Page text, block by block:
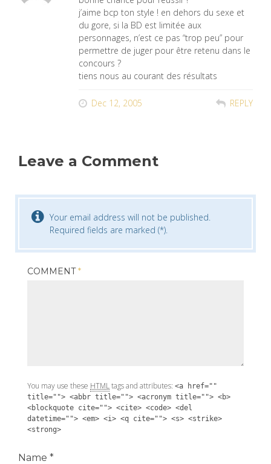
j’aime bcp ton style ! en dehors du sexe et
du gore, si la BD est limitée aux
personnages, n’est ce pas “trop peu” pour
permettre de juger pour être retenu dans le
concours ?
tiens nous au courant des résultats
Dec 12, 2005 REPLY
Leave a Comment
Your email address will not be published.
Required fields are marked (*).
COMMENT*
You may use these HTMLtags and attributes: <a href=""
title=""> <abbr title=""> <acronym title=""> <b>
<blockquote cite=""> <cite> <code> <del
datetime=""> <em> <i> <q cite=""> <s> <strike>
<strong>
Name *